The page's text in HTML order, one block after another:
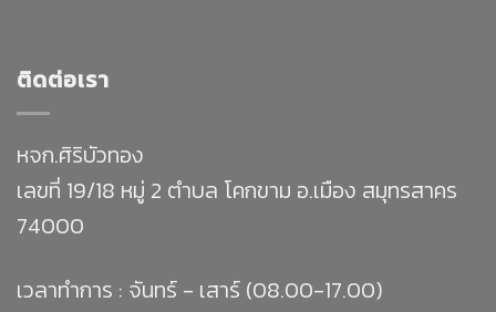
ติดต่อเรา
หจก.ศิริบัวทอง
เลขที่ 19/18 หมู่ 2 ตำบล โคกขาม อ.เมือง สมุทรสาคร
74000
เวลาทำการ : จันทร์ - เสาร์ (08.00-17.00)